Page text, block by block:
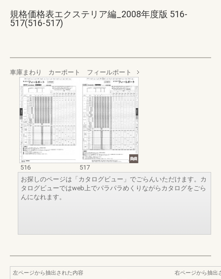
規格価格表エクステリア編_2008年度版 516-
517(516-517)
車庫まわり カーポート フィールポート
516
517
お探しのページは「カタログビュー」でごらんいただけます。カ
タログビューではweb上でパラパラめくりながらカタログをごら
んになれます。
左ページから抽出された内容
右ページから抽出